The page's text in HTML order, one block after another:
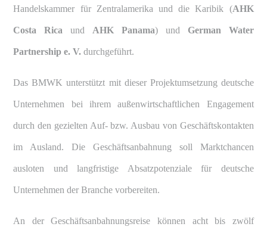
Handelskammer für Zentralamerika und die Karibik (AHK
Costa Rica und AHK Panama) und German Water
Partnership e. V. durchgeführt.
Das BMWK unterstützt mit dieser Projektumsetzung deutsche
Unternehmen bei ihrem außenwirtschaftlichen Engagement
durch den gezielten Auf- bzw. Ausbau von Geschäftskontakten
im Ausland. Die Geschäftsanbahnung soll Marktchancen
ausloten und langfristige Absatzpotenziale für deutsche
Unternehmen der Branche vorbereiten.
An der Geschäftsanbahnungsreise können acht bis zwölf